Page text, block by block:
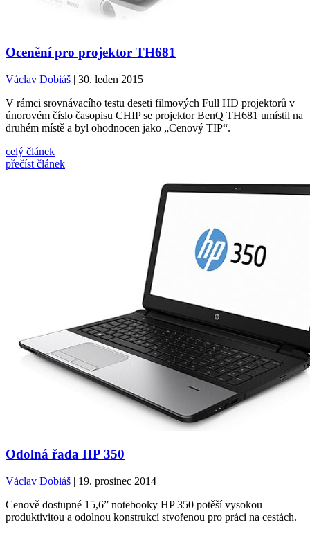
Ocenění pro projektor TH681
Václav Dobiáš | 30. leden 2015
V rámci srovnávacího testu deseti filmových Full HD projektorů v
únorovém číslo časopisu CHIP se projektor BenQ TH681 umístil na
druhém místě a byl ohodnocen jako „Cenový TIP“.
celý článek
přečíst článek
Odolná řada HP 350
Václav Dobiáš | 19. prosinec 2014
Cenově dostupné 15,6” notebooky HP 350 potěší vysokou
produktivitou a odolnou konstrukcí stvořenou pro práci na cestách.